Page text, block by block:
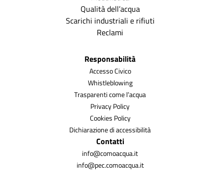
Qualità dell’acqua
Scarichi industriali e rifiuti
Reclami
Responsabilità
Accesso Civico
Whistleblowing
Trasparenti come l’acqua
Privacy Policy
Cookies Policy
Dichiarazione di accessibilità
Contatti
info@comoacqua.it
info@pec.comoacqua.it